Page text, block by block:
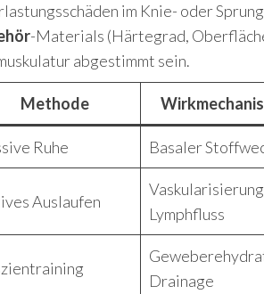
im Knie- oder
-Materials (Härtegrad,
abgestimmt sein.
Methode
Ruhe Basaler
Auslaufen
Lymphfluss
Drainage